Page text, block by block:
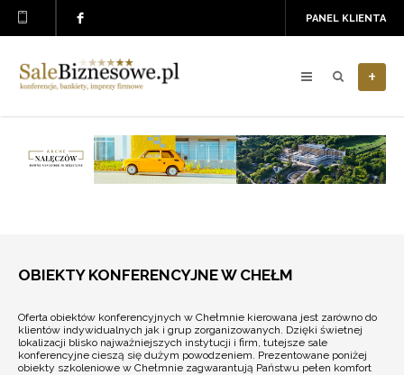
PANEL KLIENTA
+
OBIEKTY KONFERENCYJNE W CHEŁM
Oferta obiektów konferencyjnych w Chełmnie kierowana jest zarówno do
klientów indywidualnych jak i grup zorganizowanych. Dzięki świetnej
lokalizacji blisko najważniejszych instytucji i firm, tutejsze sale
konferencyjne cieszą się dużym powodzeniem. Prezentowane poniżej
obiekty szkoleniowe w Chełmnie zagwarantują Państwu pełen komfort